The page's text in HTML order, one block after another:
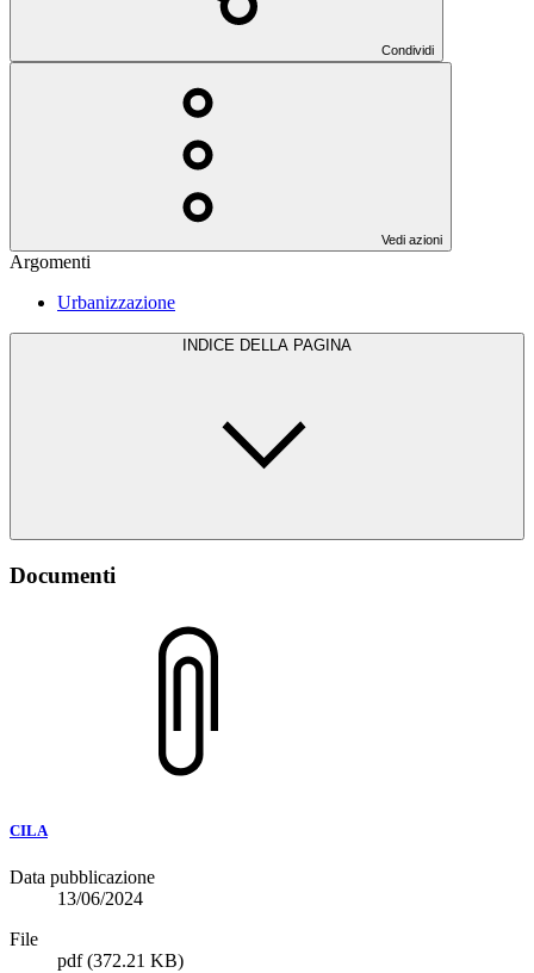
Condividi
Vedi azioni
Argomenti
Urbanizzazione
INDICE DELLA PAGINA
Documenti
CILA
Data pubblicazione
13/06/2024
File
pdf(372.21 KB)